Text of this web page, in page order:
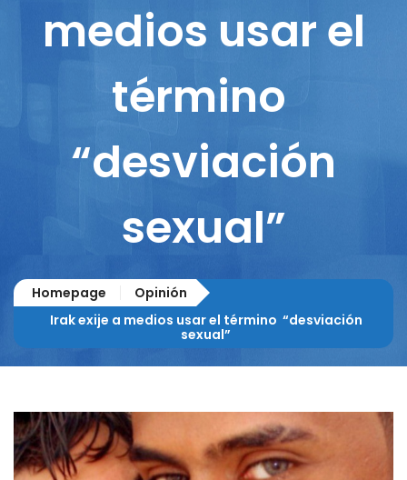
medios usar el
término
“desviación
sexual”
Homepage
Opinión
Irak exije a medios usar el término “desviación
sexual”